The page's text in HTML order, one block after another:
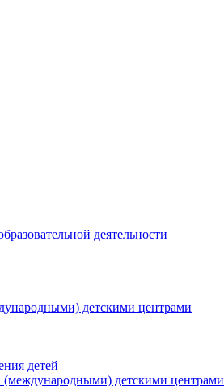
деятельности
детскими центрами
детей
(международными) детскими центрами